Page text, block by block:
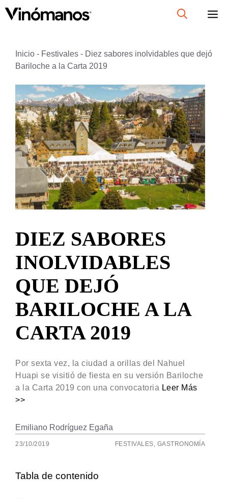
Inicio - Festivales - Diez sabores inolvidables que dejó
Bariloche a la Carta 2019
DIEZ SABORES
INOLVIDABLES
QUE DEJÓ
BARILOCHE A LA
CARTA 2019
Por sexta vez, la ciudad a orillas del Nahuel
Huapi se visitió de fiesta en su versión Bariloche
a la Carta 2019 con una convocatoria Leer Más
>>
Emiliano Rodríguez Egaña
23/10/2019 FESTIVALES GASTRONOMÍA
Tabla de contenido